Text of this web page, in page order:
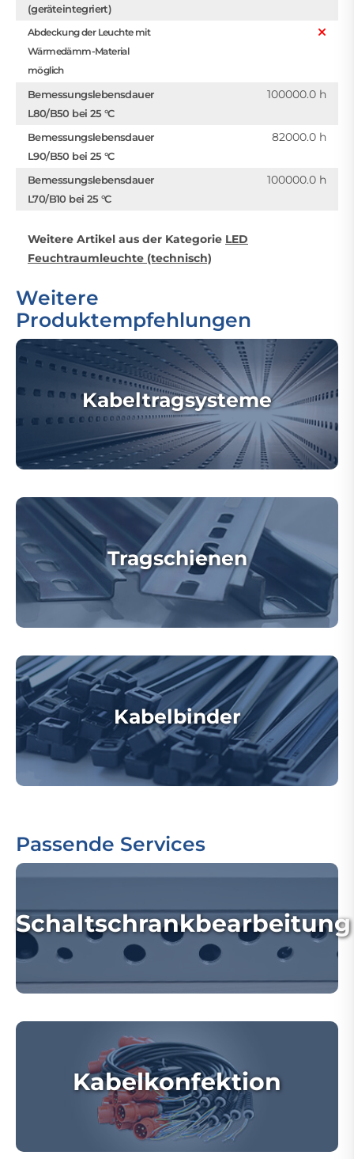
(geräteintegriert)
Abdeckung der Leuchte mit
Wärmedämm-Material
möglich
Bemessungslebensdauer
L80/B50 bei 25 °C
100000.0 h
Bemessungslebensdauer
L90/B50 bei 25 °C
82000.0 h
Bemessungslebensdauer
L70/B10 bei 25 °C
100000.0 h
Weitere Artikel aus der Kategorie LED
Feuchtraumleuchte (technisch)
Weitere
Produktempfehlungen
Kabeltragsysteme
Tragschienen
Kabelbinder
Passende Services
Schaltschrankbearbeitung
Kabelkonfektion